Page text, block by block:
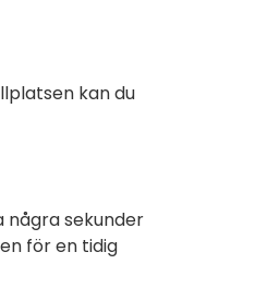
kan du
några sekunder
för en tidig